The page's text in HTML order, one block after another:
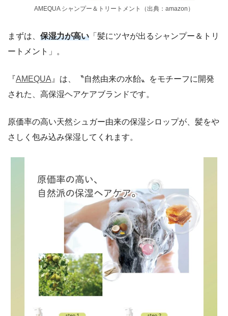
AMEQUA シャンプー＆トリートメント（出典：amazon）
まずは、 保湿力が高い 「髪にツヤが出るシャンプー＆トリ
ートメント」。
『AMEQUA 』は、〝自然由来の水飴〟をモチーフに開発
された、高保湿ヘアケアブランドです。
原価率の高い天然シュガー由来の保湿シロップが、髪をや
さしく包み込み保湿してくれます。